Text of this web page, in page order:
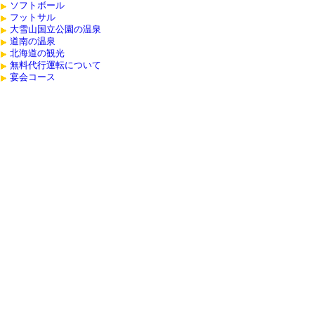
ソフトボール
フットサル
大雪山国立公園の温泉
道南の温泉
北海道の観光
無料代行運転について
宴会コース